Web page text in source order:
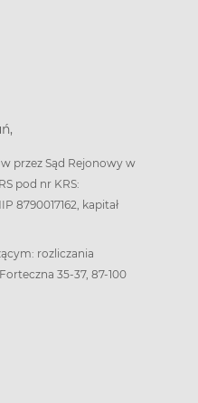
przez Sąd Rejonowy w
pod nr KRS:
8790017162, kapitał
rozliczania
35-37, 87-100